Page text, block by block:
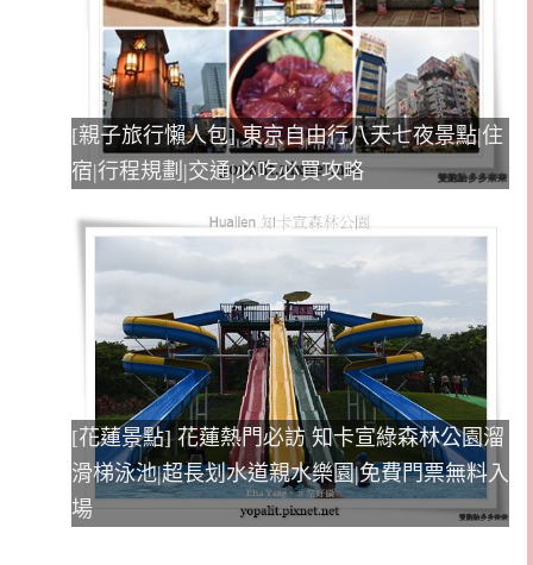
[親子旅行懶人包] 東京自由行八天七夜景點|住
宿|行程規劃|交通|必吃必買攻略
[花蓮景點] 花蓮熱門必訪 知卡宣綠森林公園溜
滑梯泳池|超長划水道親水樂園|免費門票無料入
場